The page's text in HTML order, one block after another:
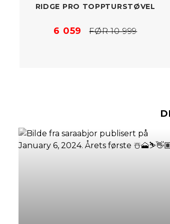
RIDGE PRO TOPPTURSTØVEL
6 059 FØR 10 999